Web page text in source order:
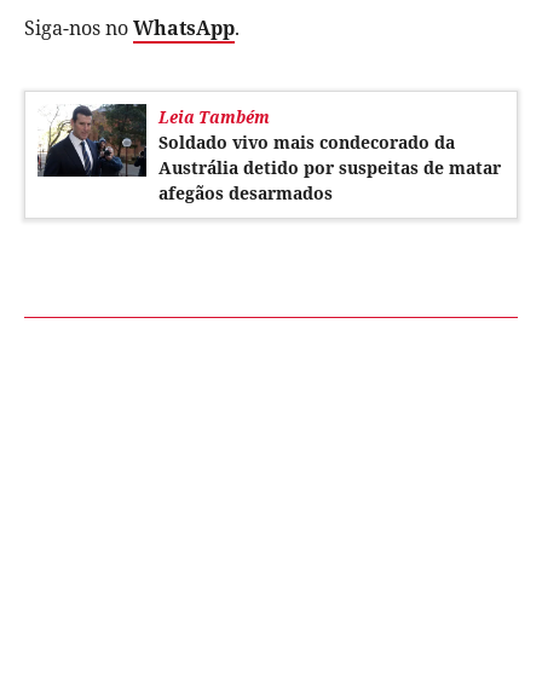
Siga-nos noWhatsApp.
Leia Também
Soldado vivo mais condecorado da
Austrália detido por suspeitas de matar
afegãos desarmados